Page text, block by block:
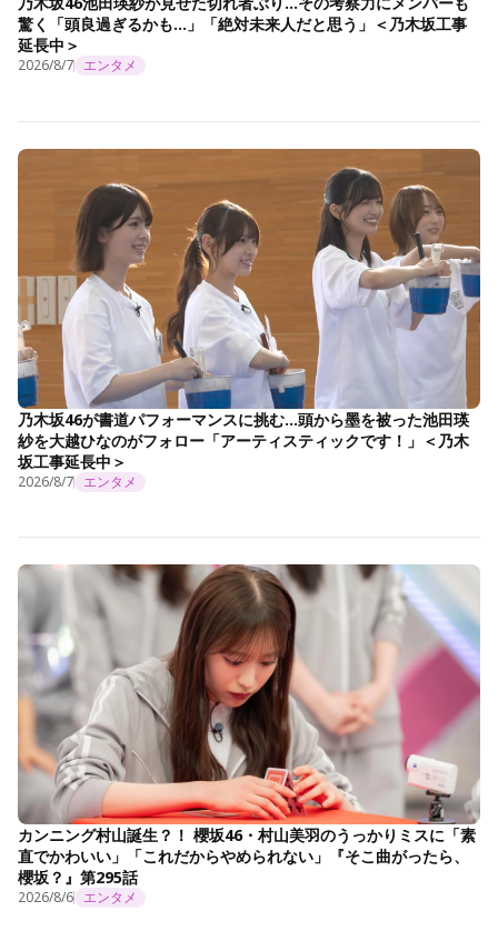
驚く「頭良過ぎるかも…」「絶対未来人だと思う」＜乃木坂工事
延長中＞
2026/8/7 エンタメ
乃木坂46が書道パフォーマンスに挑む…頭から墨を被った池田瑛
紗を大越ひなのがフォロー「アーティスティックです！」＜乃木
坂工事延長中＞
2026/8/7 エンタメ
カンニング村山誕生？！ 櫻坂46・村山美羽のうっかりミスに「素
直でかわいい」「これだからやめられない」『そこ曲がったら、
櫻坂？』第295話
2026/8/6 エンタメ